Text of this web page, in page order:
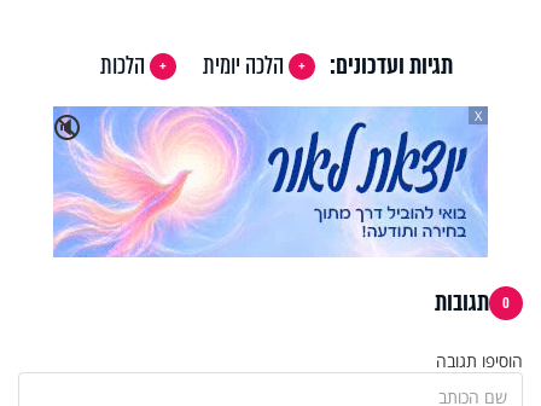
תגיות ועדכונים: הלכה יומית
הלכות
🔇
X
0 תגובות
הוסיפו תגובה